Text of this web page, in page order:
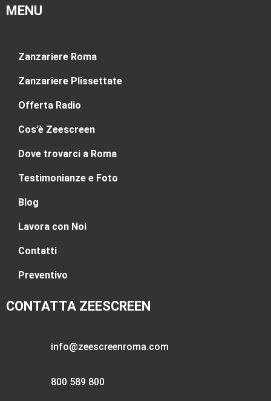
MENU
Zanzariere Roma
Zanzariere Plissettate
Offerta Radio
Cos’è Zeescreen
Dove trovarci a Roma
Testimonianze e Foto
Blog
Lavora con Noi
Contatti
Preventivo
CONTATTA ZEESCREEN
info@zeescreenroma.com
800 589 800